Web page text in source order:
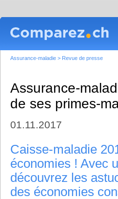
Assurance-maladie > Revue de presse
Assurance-
de ses primes-
01.11.2017
Caisse-maladie
économies ! Avec
découvrez les
des économies